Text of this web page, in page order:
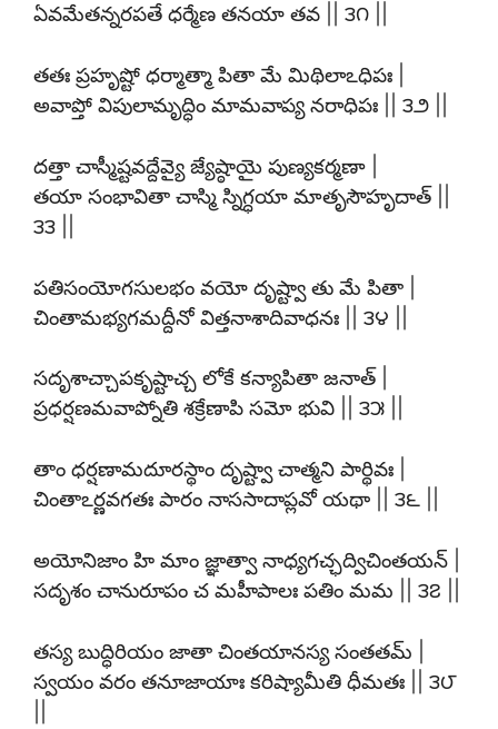
ఏవమేతన్నరపతే ధర్మేణ తనయా తవ || ౩౧ ||
తతః ప్రహృష్టో ధర్మాత్మా పితా మే మిథిలాఽధిపః |
అవాప్తో విపులామృద్ధిం మామవాప్య నరాధిపః || ౩౨ ||
దత్తా చాస్మీష్టవద్దేవ్యై జ్యేష్ఠాయై పుణ్యకర్మణా |
తయా సంభావితా చాస్మి స్నిగ్ధయా మాతృసౌహృదాత్ ||
౩౩ ||
పతిసంయోగసులభం వయో దృష్ట్వా తు మే పితా |
చింతామభ్యగమద్దీనో విత్తనాశాదివాధనః || ౩౪ ||
సదృశాచ్చాపకృష్టాచ్చ లోకే కన్యాపితా జనాత్ |
ప్రధర్షణమవాప్నోతి శక్రేణాపి సమో భువి || ౩౫ ||
తాం ధర్షణామదూరస్థాం దృష్ట్వా చాత్మని పార్థివః |
చింతాఽర్ణవగతః పారం నాససాదాప్లవో యథా || ౩౬ ||
అయోనిజాం హి మాం జ్ఞాత్వా నాధ్యగచ్ఛద్విచింతయన్ |
సదృశం చానురూపం చ మహీపాలః పతిం మమ || ౩౭ ||
తస్య బుద్ధిరియం జాతా చింతయానస్య సంతతమ్ |
స్వయం వరం తనూజాయాః కరిష్యామీతి ధీమతః || ౩౮